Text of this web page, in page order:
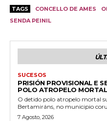
TAGS CONCELLO DE AMES
SENDA PEINIL
SUCESOS
PRISIÓN PROVISIONAL E
POLO ATROPELO
O detido polo atropelo mortal
Bertamiráns, no municipio
7 Agosto, 2026